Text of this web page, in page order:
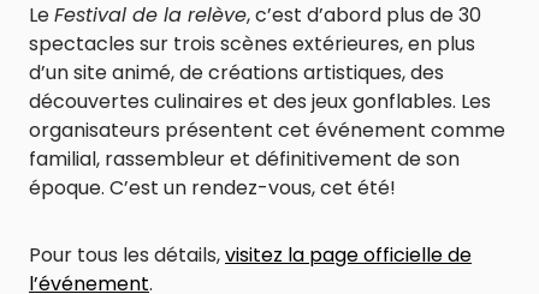
LeFestival de la relève, c’est d’abord plus de 30
spectacles sur trois scènes extérieures, en plus
d’un site animé, de créations artistiques, des
découvertes culinaires et des jeux gonflables. Les
organisateurs présentent cet événement comme
familial, rassembleur et définitivement de son
époque. C’est un rendez-vous, cet été!
Pour tous les détails,visitez la page officielle de
l’événement.